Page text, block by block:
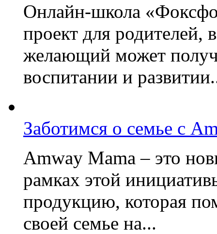
Онлайн-школа
проект для родителей,
желающий может
воспитании и
Заботимся о семье с
Amway Mama – это
рамках этой
продукцию, которая
своей семье на...